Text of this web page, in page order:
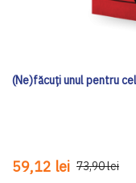
(Ne)făcuți unul pentru
59,12 lei 73,90 lei